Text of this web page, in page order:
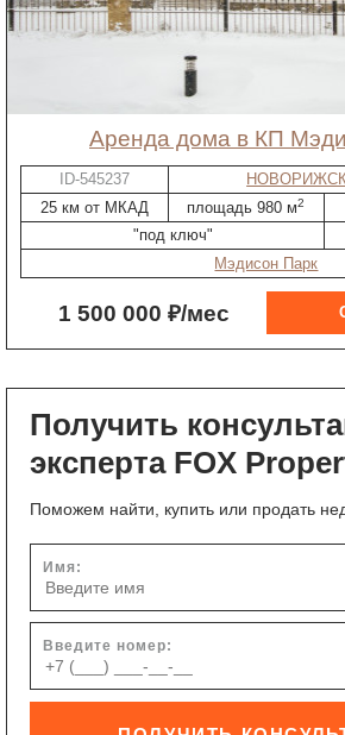
Аренда дома в КП
ID-545237
25 км от МКАД
площадь 980 м2
"под ключ"
Мэдисон Парк
1 500 000 ₽/мес
Получить
эксперта FOX
Поможем найти, купить или продать
Имя:
Введите номер: